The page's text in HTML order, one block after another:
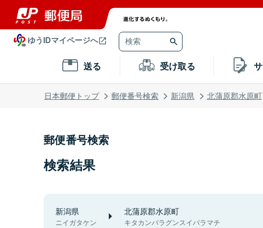
ゆうIDマイページへ
送る 受け取る
日本郵便トップ 郵便番号検索 新潟県 北蒲原郡水原町
郵便番号検索
検索結果
新潟県
ニイガタケン
北蒲原郡水原町
キタカンバラグンスイバラマチ